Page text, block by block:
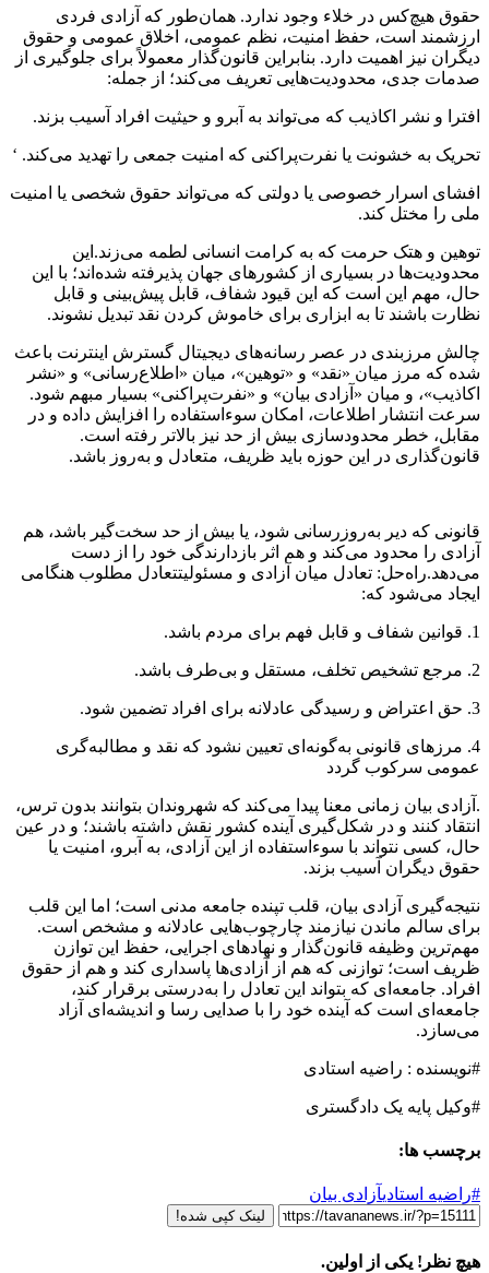
حقوق هیچ‌کس در خلاء وجود ندارد. همان‌طور که آزادی فردی
ارزشمند است، حفظ امنیت، نظم عمومی، اخلاق عمومی و حقوق
دیگران نیز اهمیت دارد. بنابراین قانون‌گذار معمولاً برای جلوگیری از
صدمات جدی، محدودیت‌هایی تعریف می‌کند؛ از جمله:
افترا و نشر اکاذیب که می‌تواند به آبرو و حیثیت افراد آسیب بزند.
تحریک به خشونت یا نفرت‌پراکنی که امنیت جمعی را تهدید می‌کند. ‘
افشای اسرار خصوصی یا دولتی که می‌تواند حقوق شخصی یا امنیت
ملی را مختل کند.
توهین و هتک حرمت که به کرامت انسانی لطمه می‌زند.این
محدودیت‌ها در بسیاری از کشورهای جهان پذیرفته شده‌اند؛ با این
حال، مهم این است که این قیود شفاف، قابل پیش‌بینی و قابل
نظارت باشند تا به ابزاری برای خاموش کردن نقد تبدیل نشوند.
چالش مرزبندی در عصر رسانه‌های دیجیتال گسترش اینترنت باعث
شده که مرز میان «نقد» و «توهین»، میان «اطلاع‌رسانی» و «نشر
اکاذیب»، و میان «آزادی بیان» و «نفرت‌پراکنی» بسیار مبهم شود.
سرعت انتشار اطلاعات، امکان سوءاستفاده را افزایش داده و در
مقابل، خطر محدودسازی بیش از حد نیز بالاتر رفته است.
قانون‌گذاری در این حوزه باید ظریف، متعادل و به‌روز باشد.
قانونی که دیر به‌روزرسانی شود، یا بیش از حد سخت‌گیر باشد، هم
آزادی را محدود می‌کند و هم اثر بازدارندگی خود را از دست
می‌دهد.راه‌حل: تعادل میان آزادی و مسئولیتتعادل مطلوب هنگامی
ایجاد می‌شود که:
1. قوانین شفاف و قابل فهم برای مردم باشد.
2. مرجع تشخیص تخلف، مستقل و بی‌طرف باشد.
3. حق اعتراض و رسیدگی عادلانه برای افراد تضمین شود.
4. مرزهای قانونی به‌گونه‌ای تعیین نشود که نقد و مطالبه‌گری
عمومی سرکوب گردد
.آزادی بیان زمانی معنا پیدا می‌کند که شهروندان بتوانند بدون ترس،
انتقاد کنند و در شکل‌گیری آینده کشور نقش داشته باشند؛ و در عین
حال، کسی نتواند با سوءاستفاده از این آزادی، به آبرو، امنیت یا
حقوق دیگران آسیب بزند.
نتیجه‌گیری آزادی بیان، قلب تپنده جامعه مدنی است؛ اما این قلب
برای سالم ماندن نیازمند چارچوب‌هایی عادلانه و مشخص است.
مهم‌ترین وظیفه قانون‌گذار و نهادهای اجرایی، حفظ این توازن
ظریف است؛ توازنی که هم از آزادی‌ها پاسداری کند و هم از حقوق
افراد. جامعه‌ای که بتواند این تعادل را به‌درستی برقرار کند،
جامعه‌ای است که آینده خود را با صدایی رسا و اندیشه‌ای آزاد
می‌سازد.
#نویسنده : راضیه استادی
#وکیل پایه یک دادگستری
برچسب ها:
#راضیه استادیآزادی بیان
لینک کپی شده!
هیچ نظر! یکی از اولین.